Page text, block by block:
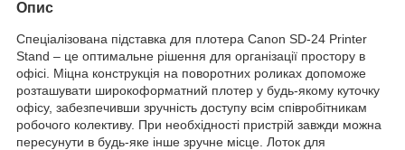
Опис
Спеціалізована підставка для плотера Canon SD-24 Printer
Stand – це оптимальне рішення для організації простору в
офісі. Міцна конструкція на поворотних роликах допоможе
розташувати широкоформатний плотер у будь-якому куточку
офісу, забезпечивши зручність доступу всім співробітникам
робочого колективу. При необхідності пристрій завжди можна
пересунути в будь-яке інше зручне місце. Лоток для